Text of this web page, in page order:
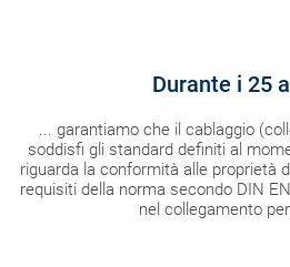
Durante i 25
... garantiamo che il cablaggio
soddisfi gli standard definiti al
riguarda la conformità alle proprietà
requisiti della norma secondo DIN
nel collegamento